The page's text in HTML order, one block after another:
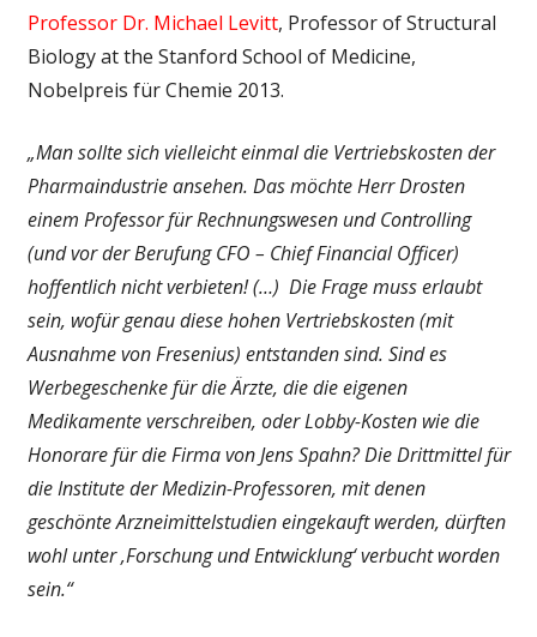
Professor Dr. Michael Levitt, Professor of Structural
Biology at the Stanford School of Medicine,
Nobelpreis für Chemie 2013.
„Man sollte sich vielleicht einmal die Vertriebskosten der
Pharmaindustrie ansehen. Das möchte Herr Drosten
einem Professor für Rechnungswesen und Controlling
(und vor der Berufung CFO – Chief Financial Officer)
hoffentlich nicht verbieten! (…) Die Frage muss erlaubt
sein, wofür genau diese hohen Vertriebskosten (mit
Ausnahme von Fresenius) entstanden sind. Sind es
Werbegeschenke für die Ärzte, die die eigenen
Medikamente verschreiben, oder Lobby-Kosten wie die
Honorare für die Firma von Jens Spahn? Die Drittmittel für
die Institute der Medizin-Professoren, mit denen
geschönte Arzneimittelstudien eingekauft werden, dürften
wohl unter ‚Forschung und Entwicklung‘ verbucht worden
sein.“